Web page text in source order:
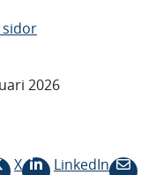
sidor
2026
X LinkedIn